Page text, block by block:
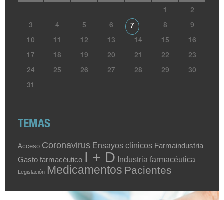
1 2
3 4 5 6 7 8 9
10 11 12 13 14 15 16
17 18 19 20 21 22 23
24 25 26 27 28 29 30
31
TEMAS
Acceso Coronavirus Ensayos clínicos Farmaindustria
Gasto farmacéutico I + D Industria farmacéutica
Legislación Medicamentos Pacientes